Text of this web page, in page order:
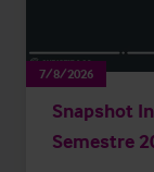
7/8/2026
Snapshot
Semestre